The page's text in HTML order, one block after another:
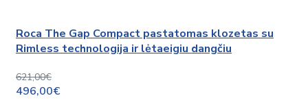
Roca The Gap Compact pastatomas klozetas su
Rimless technologija ir lėtaeigiu dangčiu
621,00€
496,00€